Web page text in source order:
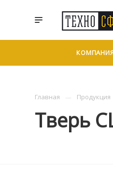
Главная Продукция
Тверь